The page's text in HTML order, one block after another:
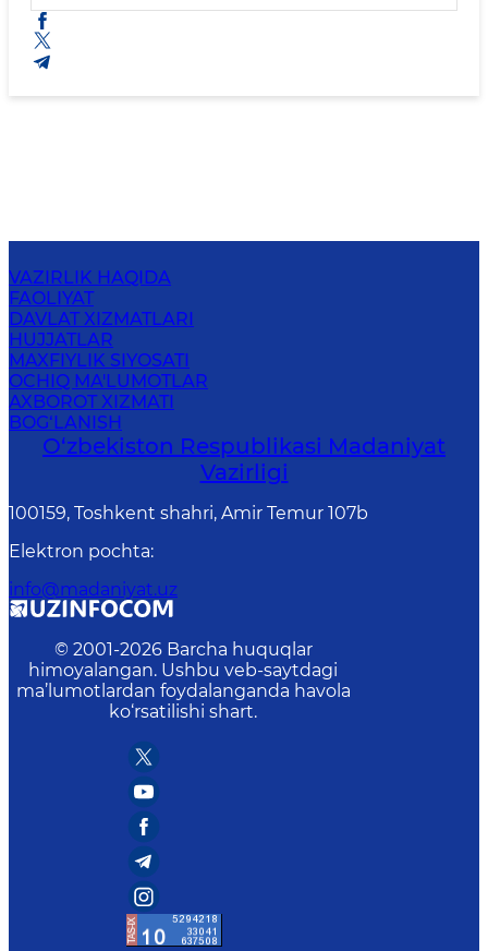
VAZIRLIK HAQIDA
FAOLIYAT
DAVLAT XIZMATLARI
HUJJATLAR
MAXFIYLIK SIYOSATI
OCHIQ MA'LUMOTLAR
AXBOROT XIZMATI
BOG‘LANISH
O‘zbekiston Respublikasi Madaniyat
Vazirligi
100159, Toshkent shahri, Amir Temur 107b
Elektron pochta:
info@madaniyat.uz
© 2001-2026 Barcha huquqlar
himoyalangan. Ushbu veb-saytdagi
ma’lumotlardan foydalanganda havola
ko‘rsatilishi shart.